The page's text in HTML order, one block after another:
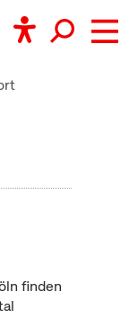
finden